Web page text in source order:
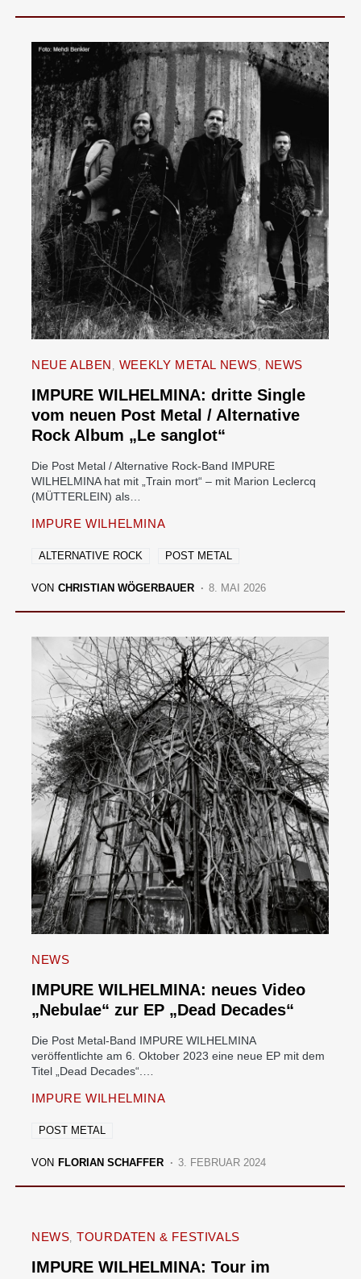
NEUE ALBEN WEEKLY METAL NEWS NEWS
IMPURE WILHELMINA: dritte Single
vom neuen Post Metal / Alternative
Rock Album „Le sanglot“
Die Post Metal / Alternative Rock-Band IMPURE
WILHELMINA hat mit „Train mort“ – mit Marion Leclercq
(MÜTTERLEIN) als…
IMPURE WILHELMINA
ALTERNATIVE ROCK POST METAL
VON CHRISTIAN WÖGERBAUER 8. MAI 2026
NEWS
IMPURE WILHELMINA: neues Video
„Nebulae“ zur EP „Dead Decades“
Die Post Metal-Band IMPURE WILHELMINA
veröffentlichte am 6. Oktober 2023 eine neue EP mit dem
Titel „Dead Decades“.…
IMPURE WILHELMINA
POST METAL
VON FLORIAN SCHAFFER 3. FEBRUAR 2024
NEWS TOURDATEN & FESTIVALS
IMPURE WILHELMINA: Tour im